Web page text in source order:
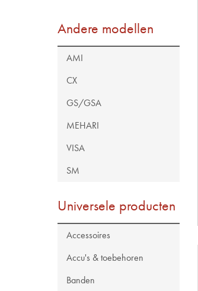
Andere modellen
AMI
CX
GS/GSA
MEHARI
VISA
SM
Universele producten
Accessoires
Accu's & toebehoren
Banden